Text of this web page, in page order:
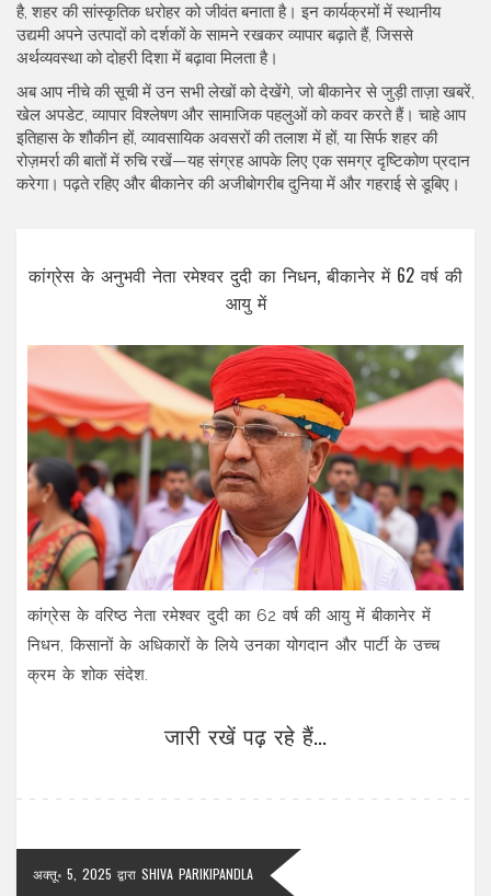
है, शहर की सांस्कृतिक धरोहर को जीवंत बनाता है। इन कार्यक्रमों में स्थानीय
उद्यमी अपने उत्पादों को दर्शकों के सामने रखकर व्यापार बढ़ाते हैं, जिससे
अर्थव्यवस्था को दोहरी दिशा में बढ़ावा मिलता है।
अब आप नीचे की सूची में उन सभी लेखों को देखेंगे, जो बीकानेर से जुड़ी ताज़ा खबरें,
खेल अपडेट, व्यापार विश्लेषण और सामाजिक पहलुओं को कवर करते हैं। चाहे आप
इतिहास के शौकीन हों, व्यावसायिक अवसरों की तलाश में हों, या सिर्फ शहर की
रोज़मर्रा की बातों में रुचि रखें—यह संग्रह आपके लिए एक समग्र दृष्टिकोण प्रदान
करेगा। पढ़ते रहिए और बीकानेर की अजीबोगरीब दुनिया में और गहराई से डूबिए।
कांग्रेस के अनुभवी नेता रमेश्वर दुदी का निधन, बीकानेर में 62 वर्ष की
आयु में
कांग्रेस के वरिष्ठ नेता रमेश्वर दुदी का 62 वर्ष की आयु में बीकानेर में
निधन, किसानों के अधिकारों के लिये उनका योगदान और पार्टी के उच्च
क्रम के शोक संदेश.
जारी रखें पढ़ रहे हैं...
अक्तू॰ 5, 2025 द्वारा SHIVA PARIKIPANDLA